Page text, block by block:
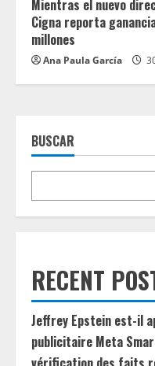
Mientras el nuevo
Cigna reporta
millones
Ana Paula García
BUSCAR
RECENT
Jeffrey Epstein est-il
publicitaire Meta